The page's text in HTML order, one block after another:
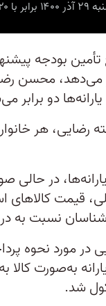
۲۰۲۱ ۱۵:۱۵
بودجه
می‌دهد، محسن
دو برابر
در حالی
قیمت کالاهای
نسبت به
در مورد نحوه
به‌صورت کالا
شد.